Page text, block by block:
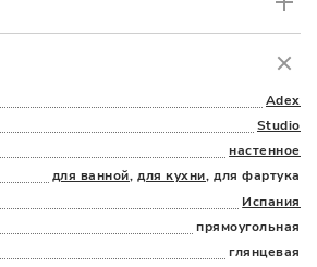
Adex
Studio
настенное
для ванной,для кухни, для фартука
Испания
прямоугольная
глянцевая
Долями